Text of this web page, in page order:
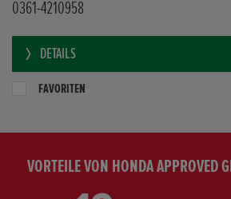
0361-4210958
DETAILS
FAVORITEN
VORTEILE VON HONDA APPROVED